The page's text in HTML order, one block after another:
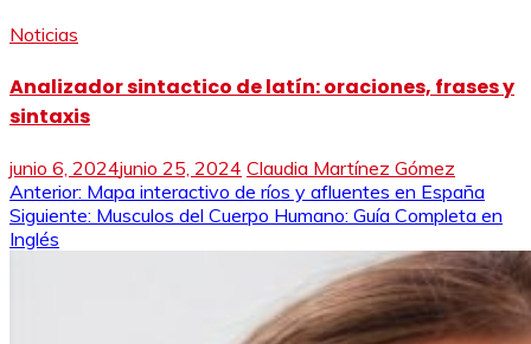
Noticias
Analizador sintactico de latín: oraciones, frases y
sintaxis
junio 6, 2024junio 25, 2024 Claudia Martínez Gómez
Navegación
de
Anterior: Mapa interactivo de ríos y afluentes en España
Siguiente: Musculos del Cuerpo Humano: Guía Completa en
Inglés